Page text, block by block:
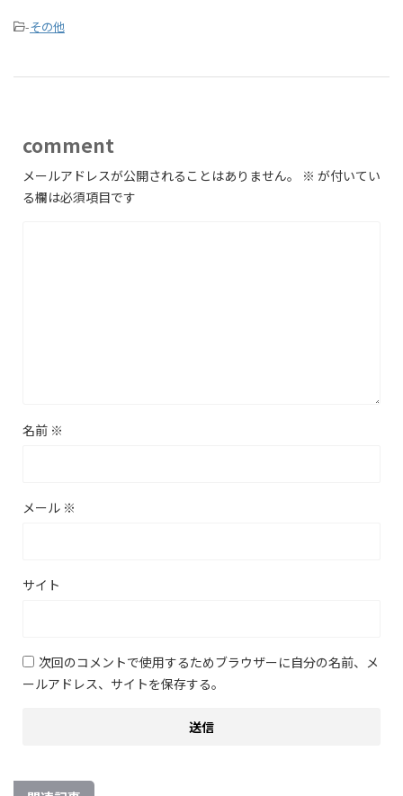
-その他
comment
メールアドレスが公開されることはありません。 ※ が付いてい
る欄は必須項目です
名前 ※
メール ※
サイト
次回のコメントで使用するためブラウザーに自分の名前、メ
ールアドレス、サイトを保存する。